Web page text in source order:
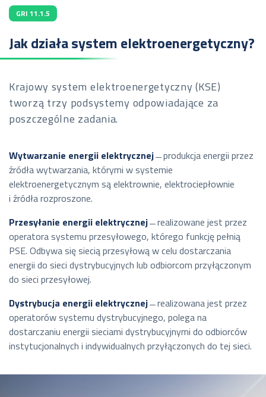
GRI 11.1.5
Jak działa system elektroenergetyczny?
Krajowy system elektroenergetyczny (KSE)
tworzą trzy podsystemy odpowiadające za
poszczególne zadania.
Wytwarzanie energii elektrycznej̶̶ produkcja energii przez
źródła wytwarzania, którymi w systemie
elektroenergetycznym są elektrownie, elektrociepłownie
i źródła rozproszone.
Przesyłanie energii elektrycznej̶̶ realizowane jest przez
operatora systemu przesyłowego, którego funkcję pełnią
PSE. Odbywa się siecią przesyłową w celu dostarczania
energii do sieci dystrybucyjnych lub odbiorcom przyłączonym
do sieci przesyłowej.
Dystrybucja energii elektrycznej̶̶ realizowana jest przez
operatorów systemu dystrybucyjnego, polega na
dostarczaniu energii sieciami dystrybucyjnymi do odbiorców
instytucjonalnych i indywidualnych przyłączonych do tej sieci.